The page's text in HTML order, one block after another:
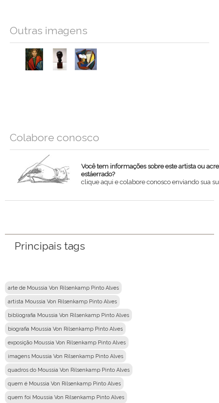
Outras imagens
Colabore conosco
Você tem informações sobre este artista ou
estáerrado?
clique aqui e colabore conosco enviando sua
Principais tags
arte de Moussia Von Rilsenkamp Pinto Alves
artista Moussia Von Rilsenkamp Pinto Alves
bibliografia Moussia Von Rilsenkamp Pinto Alves
biografia Moussia Von Rilsenkamp Pinto Alves
exposição Moussia Von Rilsenkamp Pinto Alves
imagens Moussia Von Rilsenkamp Pinto Alves
quadros do Moussia Von Rilsenkamp Pinto Alves
quem é Moussia Von Rilsenkamp Pinto Alves
quem foi Moussia Von Rilsenkamp Pinto Alves